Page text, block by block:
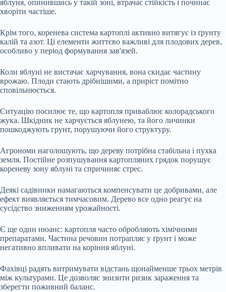
яблуня, опинившись у такій зоні, втрачає стійкість і починає
хворіти частіше.
Крім того, коренева система картоплі активно витягує із ґрунту
калій та азот. Ці елементи життєво важливі для плодових дерев,
особливо у період формування зав'язей.
Коли яблуні не вистачає харчування, вона скидає частину
врожаю. Плоди стають дрібнішими, а приріст помітно
сповільнюється.
Ситуацію посилює те, що картопля приваблює колорадського
жука. Шкідник не харчується яблунею, та його личинки
пошкоджують грунт, порушуючи його структуру.
Агрономи наголошують, що дереву потрібна стабільна і пухка
земля. Постійне розпушування картопляних грядок порушує
кореневу зону яблуні та спричиняє стрес.
Деякі садівники намагаються компенсувати це добривами, але
ефект виявляється тимчасовим. Дерево все одно реагує на
сусідство зниженням урожайності.
Є ще один нюанс: картопля часто обробляють хімічними
препаратами. Частина речовин потрапляє у ґрунт і може
негативно впливати на коріння яблуні.
Фахівці радять витримувати відстань щонайменше трьох метрів
між культурами. Це дозволяє знизити ризик зараження та
зберегти поживний баланс.